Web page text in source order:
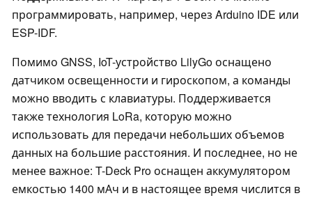
программировать, например, через Arduino IDE или
ESP-IDF.
Помимо GNSS, IoT-устройство LilyGo оснащено
датчиком освещенности и гироскопом, а команды
можно вводить с клавиатуры. Поддерживается
также технология LoRa, которую можно
использовать для передачи небольших объемов
данных на большие расстояния. И последнее, но не
менее важное: T-Deck Pro оснащен аккумулятором
емкостью 1400 мАч и в настоящее время числится в